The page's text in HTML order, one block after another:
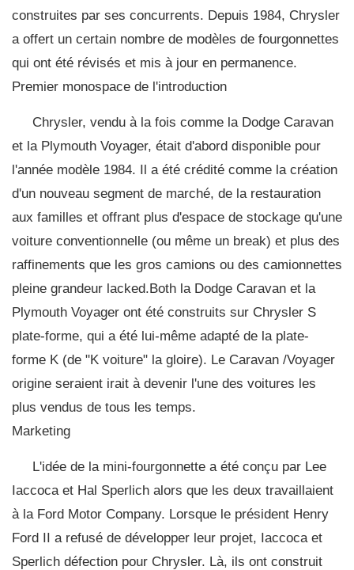
construites par ses concurrents. Depuis 1984, Chrysler
a offert un certain nombre de modèles de fourgonnettes
qui ont été révisés et mis à jour en permanence.
Premier monospace de l'introduction
Chrysler, vendu à la fois comme la Dodge Caravan
et la Plymouth Voyager, était d'abord disponible pour
l'année modèle 1984. Il a été crédité comme la création
d'un nouveau segment de marché, de la restauration
aux familles et offrant plus d'espace de stockage qu'une
voiture conventionnelle (ou même un break) et plus des
raffinements que les gros camions ou des camionnettes
pleine grandeur lacked.Both la Dodge Caravan et la
Plymouth Voyager ont été construits sur Chrysler S
plate-forme, qui a été lui-même adapté de la plate-
forme K (de "K voiture" la gloire). Le Caravan /Voyager
origine seraient irait à devenir l'une des voitures les
plus vendus de tous les temps.
Marketing
L'idée de la mini-fourgonnette a été conçu par Lee
Iaccoca et Hal Sperlich alors que les deux travaillaient
à la Ford Motor Company. Lorsque le président Henry
Ford II a refusé de développer leur projet, Iaccoca et
Sperlich défection pour Chrysler. Là, ils ont construit